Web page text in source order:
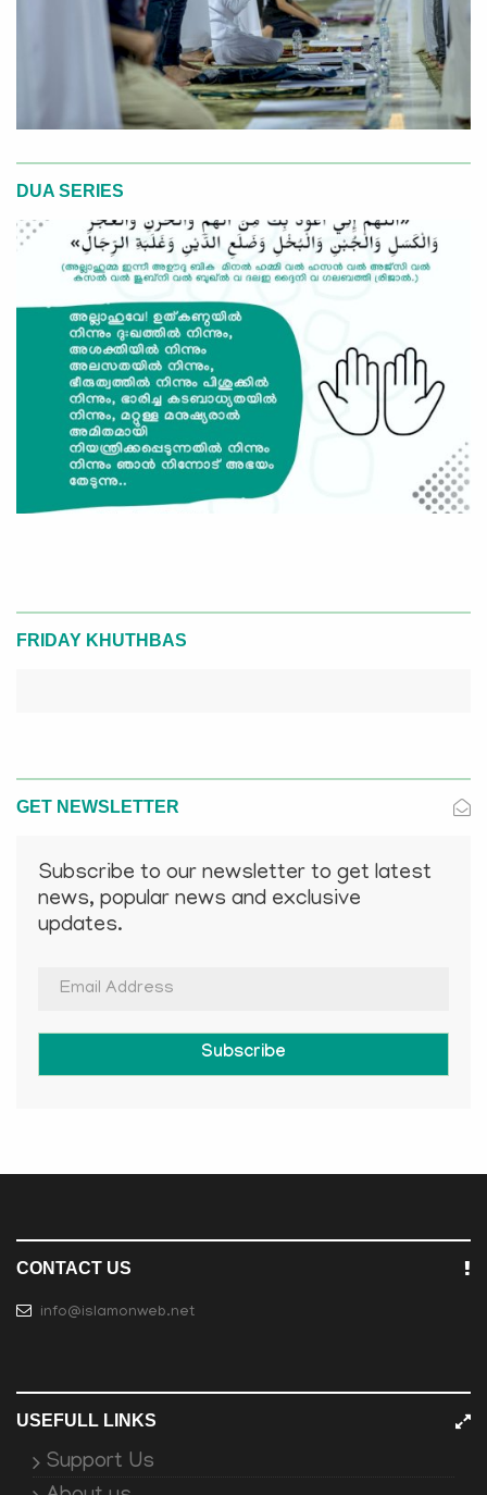
DUA SERIES
FRIDAY KHUTHBAS
GET NEWSLETTER
Subscribe to our newsletter to get latest
news, popular news and exclusive
updates.
Subscribe
CONTACT US
info@islamonweb.net
USEFULL LINKS
Support Us